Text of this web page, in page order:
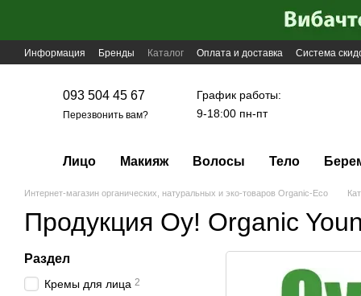
Информация Бренды Каталог Оплата и доставка Система
093 504 45 67
Перезвонить вам?
График работы:
9-18:00 пн-пт
Лицо Макияж Волосы Тело
Интернет-магазин органических, натуральных и эко-товаров Organic-Eco
Продукция Oy! Organic
Раздел
Кремы для лица 2